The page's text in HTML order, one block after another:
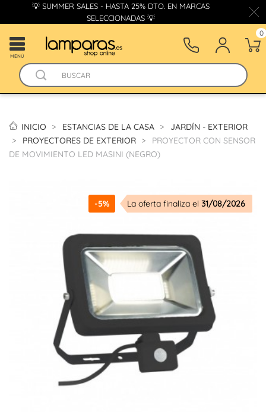
💡 SUMMER SALES - HASTA 25% DTO. EN MARCAS
SELECCIONADAS 💡
MENÚ
0
INICIO ESTANCIAS DE LA CASA
JARDÍN - EXTERIOR
PROYECTORES DE EXTERIOR
PROYECTOR CON SENSOR
DE MOVIMIENTO LED MASINI (NEGRO)
-5% La oferta finaliza el 31/08/2026